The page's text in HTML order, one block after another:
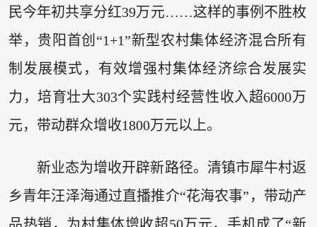
民今年初共享分红39万元……这样的事例不胜枚
举，贵阳首创“1+1”新型农村集体经济混合所有
制发展模式，有效增强村集体经济综合发展实
力，培育壮大303个实践村经营性收入超6000万
元，带动群众增收1800万元以上。
新业态为增收开辟新路径。清镇市犀牛村返
乡青年汪泽海通过直播推介“花海农事”，带动产